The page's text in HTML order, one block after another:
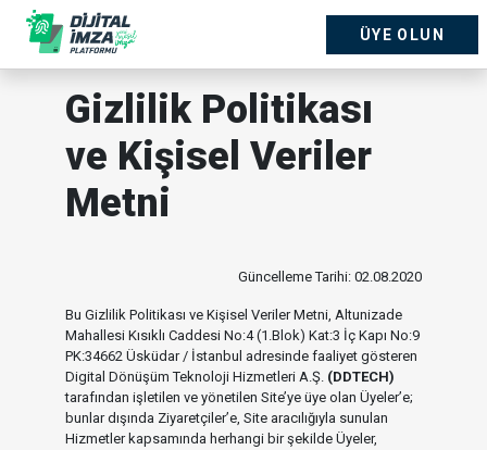
ÜYE OLUN
Gizlilik Politikası
ve Kişisel Veriler
Metni
Güncelleme Tarihi: 02.08.2020
Bu Gizlilik Politikası ve Kişisel Veriler Metni, Altunizade
Mahallesi Kısıklı Caddesi No:4 (1.Blok) Kat:3 İç Kapı No:9
PK:34662 Üsküdar / İstanbul adresinde faaliyet gösteren
Digital Dönüşüm Teknoloji Hizmetleri A.Ş. (DDTECH)
tarafından işletilen ve yönetilen Site’ye üye olan Üyeler’e;
bunlar dışında Ziyaretçiler’e, Site aracılığıyla sunulan
Hizmetler kapsamında herhangi bir şekilde Üyeler,